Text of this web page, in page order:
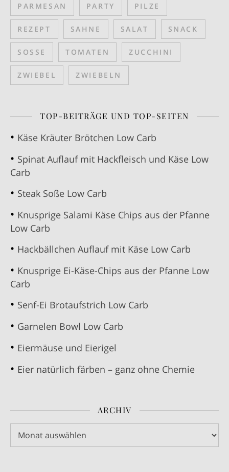
PARMESAN PARTY PILZE
REZEPT SAHNE SALAT SNACK
SOSSE TOMATEN ZUCCHINI
ZWIEBEL ZWIEBELN
TOP-BEITRÄGE UND TOP-SEITEN
Käse Kräuter Brötchen Low Carb
Spinat Auflauf mit Hackfleisch und Käse Low
Carb
Steak Soße Low Carb
Knusprige Salami Käse Chips aus der Pfanne
Low Carb
Hackbällchen Auflauf mit Käse Low Carb
Knusprige Ei-Käse-Chips aus der Pfanne Low
Carb
Senf-Ei Brotaufstrich Low Carb
Garnelen Bowl Low Carb
Eiermäuse und Eierigel
Eier natürlich färben – ganz ohne Chemie
ARCHIV
Archiv